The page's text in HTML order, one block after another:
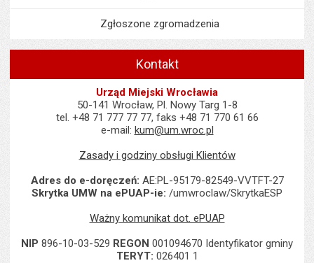
Zgłoszone zgromadzenia
Kontakt
Urząd Miejski Wrocławia
50-141 Wrocław, Pl. Nowy Targ 1-8
tel. +48 71 777 77 77, faks +48 71 770 61 66
e-mail: kum@um.wroc.pl
Zasady i godziny obsługi Klientów
Adres do e-doręczeń: AE:PL-95179-82549-VVTFT-27
Skrytka UMW na ePUAP-ie: /umwroclaw/SkrytkaESP
Ważny komunikat dot. ePUAP
NIP 896-10-03-529 REGON 001094670 Identyfikator gminy
TERYT: 026401 1